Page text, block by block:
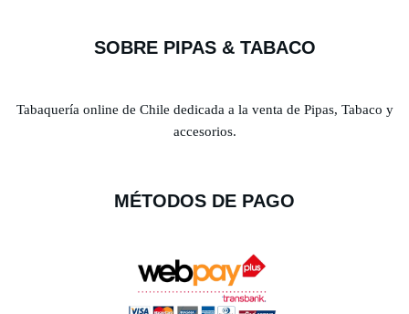
SOBRE PIPAS & TABACO
Tabaquería online de Chile dedicada a la venta de Pipas, Tabaco y
accesorios.
MÉTODOS DE PAGO